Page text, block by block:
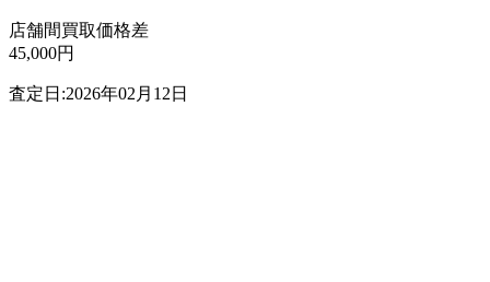
店舗間買取価格差
45,000円
査定日:2026年02月12日